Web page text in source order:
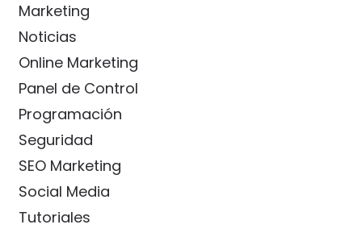
Marketing
Noticias
Online Marketing
Panel de Control
Programación
Seguridad
SEO Marketing
Social Media
Tutoriales